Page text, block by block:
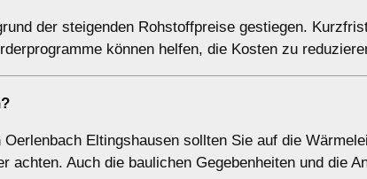
der steigenden Rohstoffpreise gestiegen.
können helfen, die Kosten zu
Eltingshausen sollten Sie auf die
Auch die baulichen Gegebenheiten und die